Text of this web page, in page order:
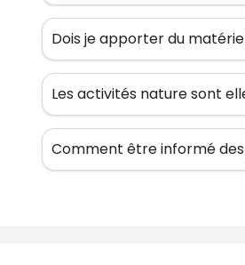
Dois je apporter du
Les activités nature sont
Comment être informé